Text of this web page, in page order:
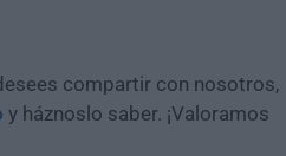
compartir con nosotros,
y háznoslo saber. ¡Valoramos